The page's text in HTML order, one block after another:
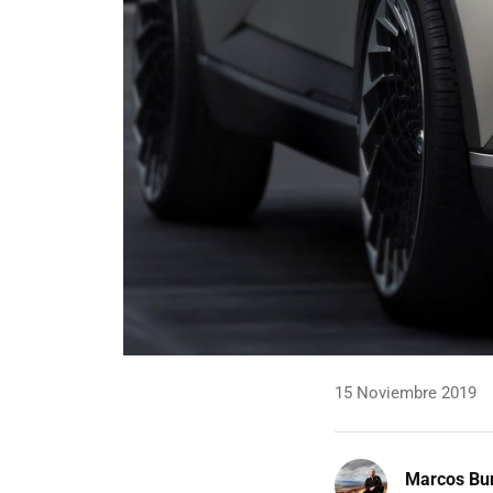
15 Noviembre 2019
Marcos